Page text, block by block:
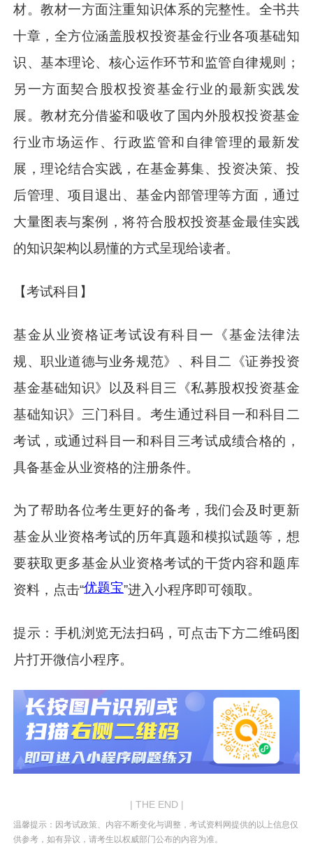
材。教材一方面注重知识体系的完整性。全书共
十章，全方位涵盖股权投资基金行业各项基础知
识、基本理论、核心运作环节和监管自律规则；
另一方面契合股权投资基金行业的最新实践发
展。教材充分借鉴和吸收了国内外股权投资基金
行业市场运作、行政监管和自律管理的最新发
展，理论结合实践，在基金募集、投资决策、投
后管理、项目退出、基金内部管理等方面，通过
大量图表与案例，将符合股权投资基金最佳实践
的知识架构以易懂的方式呈现给读者。
【考试科目】
基金从业资格证考试设有科目一《基金法律法
规、职业道德与业务规范》、科目二《证券投资
基金基础知识》以及科目三《私募股权投资基金
基础知识》三门科目。考生通过科目一和科目二
考试，或通过科目一和科目三考试成绩合格的，
具备基金从业资格的注册条件。
为了帮助各位考生更好的备考，我们会及时更新
基金从业资格考试的历年真题和模拟试题等，想
要获取更多基金从业资格考试的干货内容和题库
资料，点击“优题宝”进入小程序即可领取。
提示：手机浏览无法扫码，可点击下方二维码图
片打开微信小程序。
| THE END |
温馨提示：因考试政策、内容不断变化与调整，考试资料网提供的以上信息仅
供参考，如有异议，请考生以权威部门公布的内容为准。